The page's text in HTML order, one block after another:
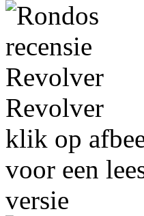
Revolver
klik op
voor een
versie